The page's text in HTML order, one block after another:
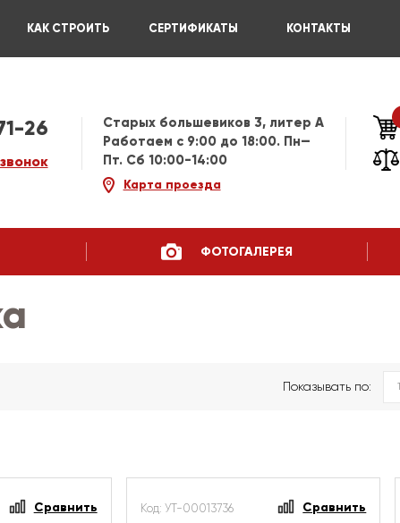
КАК СТРОИТЬ СЕРТИФИКАТЫ КОНТАКТЫ
26
Старых большевиков 3, литер А
Работаем c 9:00 до 18:00. Пн—
Пт. Сб 10:00-14:00
Карта проезда
ФОТОГАЛЕРЕЯ
Показывать по:
Сравнить Код: УТ-00013736 Сравнить